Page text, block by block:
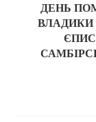
ДЕНЬ
ВЛАДИКИ